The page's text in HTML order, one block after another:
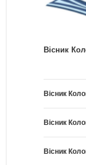
Вісник
Вісник
Вісник
Вісник